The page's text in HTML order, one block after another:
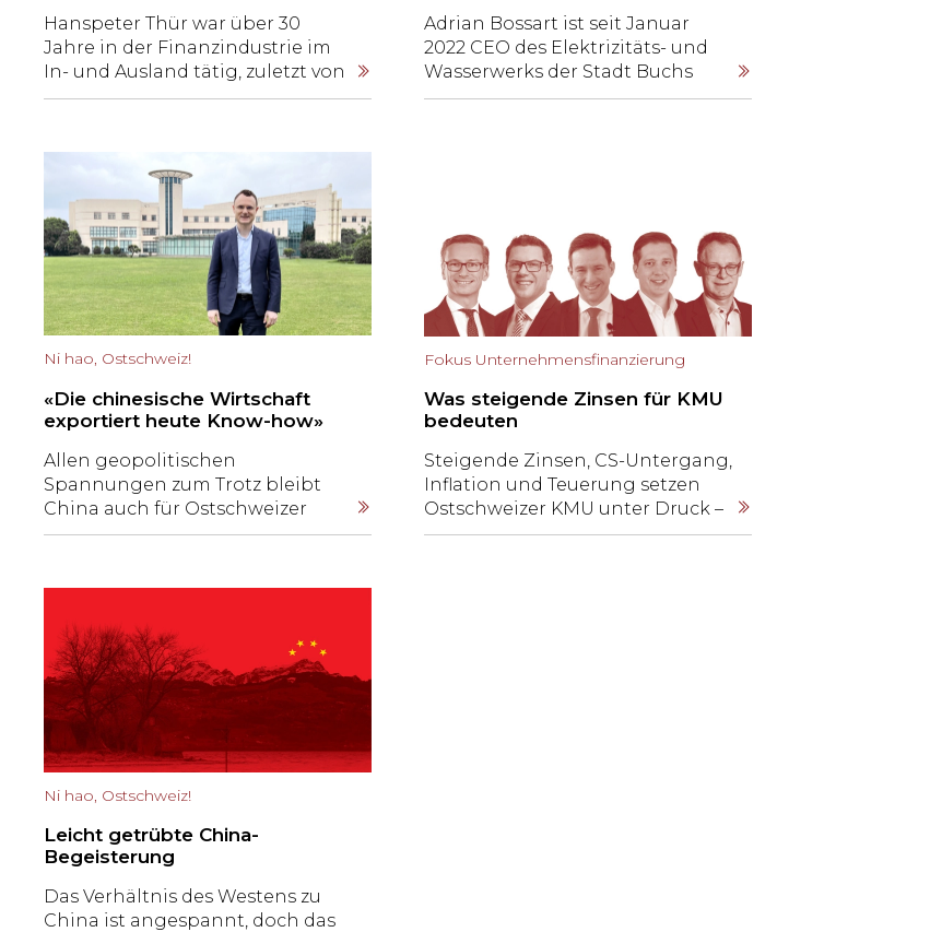
Hanspeter Thür war über 30
Jahre in der Finanzindustrie im
In- und Ausland tätig, zuletzt von
2017 bis 2021 als Regionaldirektor
Aufsichts- und
Beratungsgremien mit. Seit
Januar 2023 ist Thür Präsident
des Verwaltungsrates der
St.Galler Nachfolgespezialistin
Continuum AG. Er skizziert, mit
welcher Finanzierungsart KMU
ihre Investitionen intelligent
steuern können.
Adrian Bossart ist seit Januar
2022 CEO des Elektrizitäts- und
Wasserwerks der Stadt Buchs
(EWB). Mitte Juni 2023 wurde der
Kabelnetzbetreiber aus der
ganzen Schweiz umfasst.
Ni hao, Ostschweiz!
«Die chinesische Wirtschaft
exportiert heute Know-how»
Allen geopolitischen
Spannungen zum Trotz bleibt
China auch für Ostschweizer
Unternehmen ein interessanter
Tomas Casas Klett, erklärt.
Fokus Unternehmensfinanzierung
Was steigende Zinsen für KMU
bedeuten
Steigende Zinsen, CS-Untergang,
Inflation und Teuerung setzen
Ostschweizer KMU unter Druck –
und machen Fremdfinanzierung
Ni hao, Ostschweiz!
Leicht getrübte China-
Begeisterung
Das Verhältnis des Westens zu
China ist angespannt, doch das